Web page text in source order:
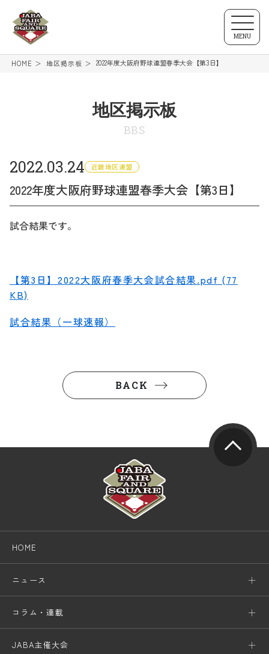
MENU
HOME 地区掲示板 2022年度大阪府野球連盟春季大会【第3日】
地区掲示板
BBS
2022.03.24 近畿地区連盟
2022年度大阪府野球連盟春季大会【第3日】
試合結果です。
【第3日】2022大阪府春季大会試合結果.pdf (77
KB)
試合結果（一球速報）
BACK
HOME
ニュース
コラム・連載
JABA主催大会